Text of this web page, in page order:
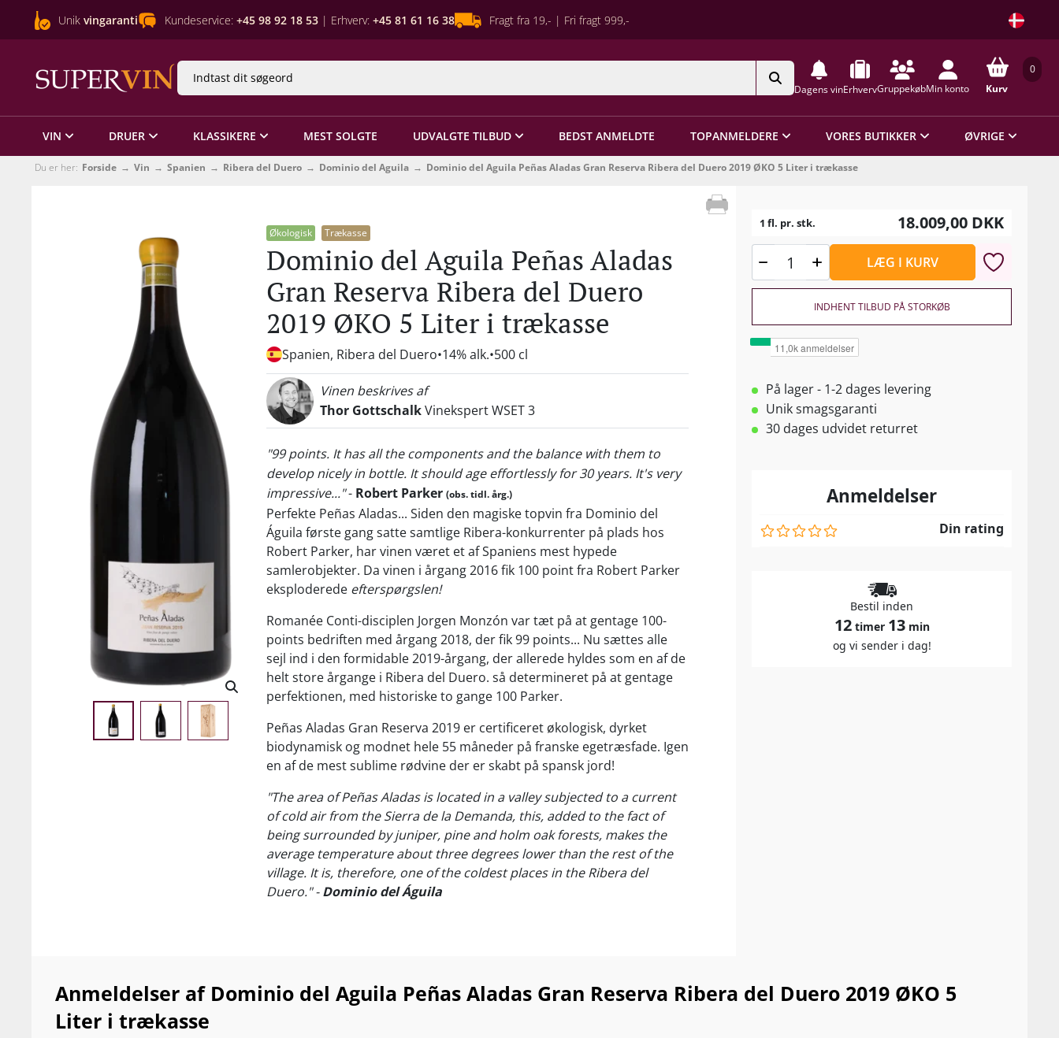
Unik vingaranti Kundeservice: +45 98 92 18 53 | Erhverv: +45 81 61 16 38 Fragt fra 19,- | Fri fragt 999,-
Dagens vinErhvervGruppekøbMin konto
0
Kurv
VIN DRUER KLASSIKERE MEST SOLGTE UDVALGTE TILBUD BEDST ANMELDTE TOPANMELDERE VORES BUTIKKER ØVRIGE
Du er her: Forside Vin Spanien Ribera del Duero Dominio del Aguila Dominio del Aguila Peñas Aladas Gran Reserva Ribera del Duero 2019 ØKO 5 Liter i trækasse
Økologisk Trækasse
Dominio del Aguila Peñas Aladas
Gran Reserva Ribera del Duero
2019 ØKO 5 Liter i trækasse
Spanien, Ribera del Duero 14% alk. 500 cl
Vinen beskrives af
Thor GottschalkVinekspert WSET 3
"99 points. It has all the components and the balance with them to
develop nicely in bottle. It should age effortlessly for 30 years. It's very
impressive..."- Robert Parker (obs. tidl. årg.)
Perfekte Peñas Aladas... Siden den magiske topvin fra Dominio del
Águila første gang satte samtlige Ribera-konkurrenter på plads hos
Robert Parker, har vinen været et af Spaniens mest hypede
samlerobjekter. Da vinen i årgang 2016 fik 100 point fra Robert Parker
eksploderede efterspørgslen!
Romanée Conti-disciplen Jorgen Monzón var tæt på at gentage 100-
points bedriften med årgang 2018, der fik 99 points... Nu sættes alle
sejl ind i den formidable 2019-årgang, der allerede hyldes som en af de
helt store årgange i Ribera del Duero. så determineret på at gentage
perfektionen, med historiske to gange 100 Parker.
Peñas Aladas Gran Reserva 2019 er certificeret økologisk, dyrket
biodynamisk og modnet hele 55 måneder på franske egetræsfade. Igen
en af de mest sublime rødvine der er skabt på spansk jord!
"The area of Peñas Aladas is located in a valley subjected to a current
of cold air from the Sierra de la Demanda, this, added to the fact of
being surrounded by juniper, pine and holm oak forests, makes the
average temperature about three degrees lower than the rest of the
village. It is, therefore, one of the coldest places in the Ribera del
Duero." -Dominio del Águila
Hemmeligheden bag den silkefine finesse er kølig bjergluft fra Sierra de
la Demanda samt omkransende skovområder med enebær, pinjer og
1 fl. pr. stk. 18.009,00 DKK
LÆG I KURV
INDHENT TILBUD PÅ STORKØB
På lager - 1-2 dages levering
Unik smagsgaranti
30 dages udvidet returret
Anmeldelser
Din rating
Bestil inden
12timer 13min
og vi sender i dag!
Anmeldelser af Dominio del Aguila Peñas Aladas Gran Reserva Ribera del Duero 2019 ØKO 5
Liter i trækasse